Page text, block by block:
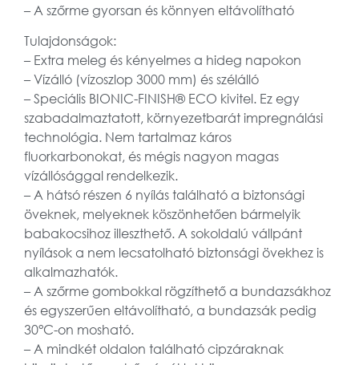
– A szőrme gyorsan és könnyen eltávolítható
Tulajdonságok:
– Extra meleg és kényelmes a hideg napokon
– Vízálló (vízoszlop 3000 mm) és szélálló
– Speciális BIONIC-FINISH® ECO kivitel. Ez egy
szabadalmaztatott, környezetbarát impregnálási
technológia. Nem tartalmaz káros
fluorkarbonokat, és mégis nagyon magas
vízállósággal rendelkezik.
– A hátsó részen 6 nyílás található a biztonsági
öveknek, melyeknek köszönhetően bármelyik
babakocsihoz illeszthető. A sokoldalú vállpánt
nyílások a nem lecsatolható biztonsági övekhez is
alkalmazhatók.
– A szőrme gombokkal rögzíthető a bundazsákhoz
és egyszerűen eltávolítható, a bundazsák pedig
30°C-on mosható.
– A mindkét oldalon található cipzáraknak